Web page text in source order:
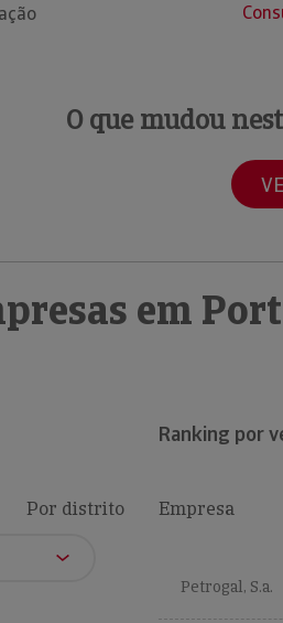
O que mudou
em
Por distrito
Ranking por
Empresa
Petrogal, S.a.